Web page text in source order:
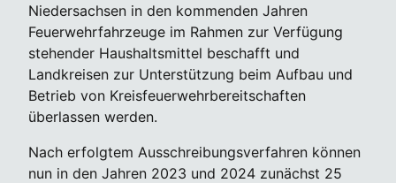
Niedersachsen in den kommenden Jahren
Feuerwehrfahrzeuge im Rahmen zur Verfügung
stehender Haushaltsmittel beschafft und
Landkreisen zur Unterstützung beim Aufbau und
Betrieb von Kreisfeuerwehrbereitschaften
überlassen werden.
Nach erfolgtem Ausschreibungsverfahren können
nun in den Jahren 2023 und 2024 zunächst 25